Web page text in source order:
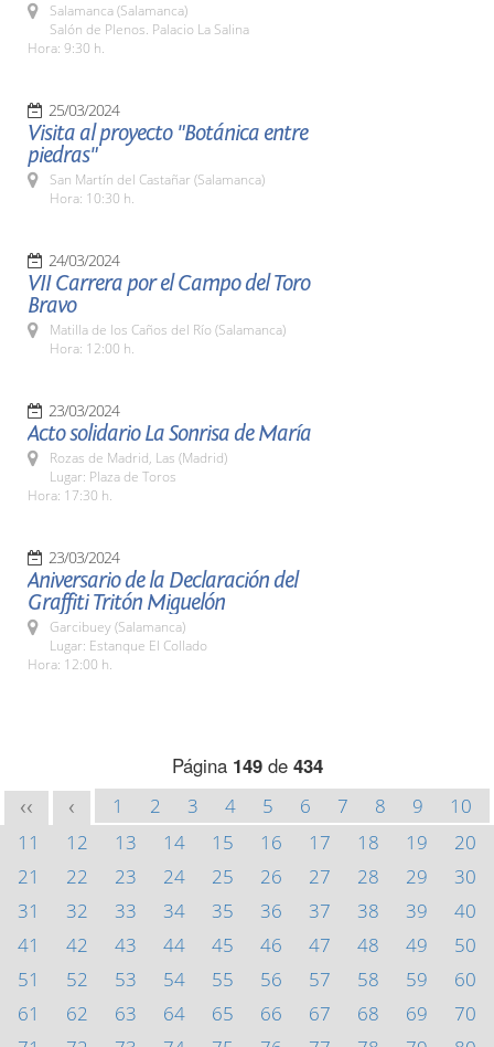
Salamanca (Salamanca)
Salón de Plenos. Palacio La Salina
Hora: 9:30 h.
25/03/2024
Visita al proyecto "Botánica entre
piedras"
San Martín del Castañar (Salamanca)
Hora: 10:30 h.
24/03/2024
VII Carrera por el Campo del Toro
Bravo
Matilla de los Caños del Río (Salamanca)
Hora: 12:00 h.
23/03/2024
Acto solidario La Sonrisa de María
Rozas de Madrid, Las (Madrid)
Lugar: Plaza de Toros
Hora: 17:30 h.
23/03/2024
Aniversario de la Declaración del
Graffiti Tritón Miguelón
Garcibuey (Salamanca)
Lugar: Estanque El Collado
Hora: 12:00 h.
Página 149de 434
<< < 1 2 3 4 5 6 7 8 9
10
11
12 13 14 15 16 17 18 19
20
21
22 23 24 25 26 27 28 29
30
31
32 33 34 35 36 37 38 39
40
41
42 43 44 45 46 47 48 49
50
51
52 53 54 55 56 57 58 59
60
61
62 63 64 65 66 67 68 69
70